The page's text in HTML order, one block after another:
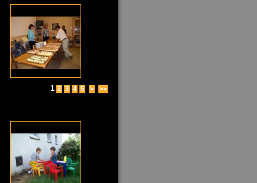
1 2 3 4 5 > >>